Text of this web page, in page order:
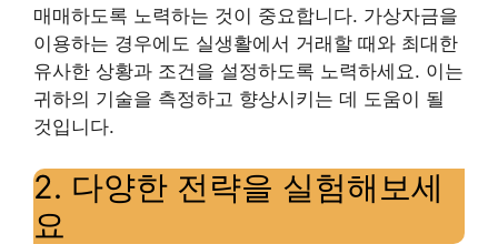
매매하도록 노력하는 것이 중요합니다. 가상자금을
이용하는 경우에도 실생활에서 거래할 때와 최대한
유사한 상황과 조건을 설정하도록 노력하세요. 이는
귀하의 기술을 측정하고 향상시키는 데 도움이 될
것입니다.
2. 다양한 전략을 실험해보세
요